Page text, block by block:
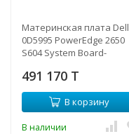
Материнская плата Dell
0D5995 PowerEdge 2650
S604 System Board-
491 170 T
В корзину
В наличии